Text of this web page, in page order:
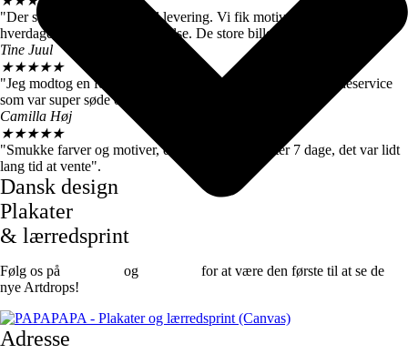
"Der stod 4-6 hverdage ved levering. Vi fik motiverne efter 3
hverdage, så vi er meget tilfredse. De store billeder er virkelig flotte."
Tine Juul
★★★★★
"Jeg modtog en forkert plakat. Men fik hurtigt talt med kundeservice
som var super søde og sendte mig straks den rigtige".
Camilla Høj
★★★★★
"Smukke farver og motiver, de kom dog først efter 7 dage, det var lidt
lang tid at vente".
Dansk design
Plakater
& lærredsprint
Følg os på og
for at være den første til at se de
nye Artdrops!
Adresse